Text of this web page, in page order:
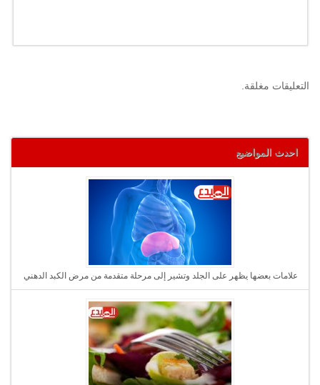
التعليقات مغلقة.
احدث المواضيع
علامات بعضها يظهر على الجلد وتشير إلى مرحلة متقدمة من مرض الكبد الدهني